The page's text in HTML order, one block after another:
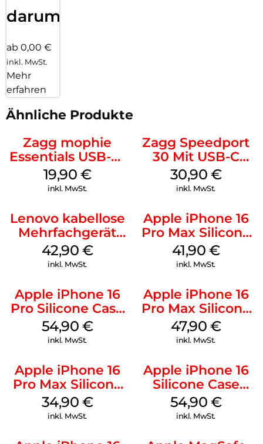
darum!
ab 0,00 €
inkl. MwSt.
Mehr
erfahren
Ähnliche Produkte
Zagg mophie
Essentials USB-C-
20W Charger PD
Weiß
19,90 €
inkl. MwSt.
Zagg Speedport
30 Mit USB-C
Kabel Weiß
30,90 €
inkl. MwSt.
Lenovo kabellose
Mehrfachgerät
Luna Grey
42,90 €
inkl. MwSt.
Apple iPhone 16
Pro Max Silicone
Case MagSafe
Ultramarine
41,90 €
inkl. MwSt.
Apple iPhone 16
Pro Silicone Case
MagSafe Black
54,90 €
inkl. MwSt.
Apple iPhone 16
Pro Max Silicone
Case MagSafe
Black
47,90 €
inkl. MwSt.
Apple iPhone 16
Pro Max Silicone
Case MagSafe
Denim
34,90 €
inkl. MwSt.
Apple iPhone 16
Silicone Case
MagSafe Lake
Green
54,90 €
inkl. MwSt.